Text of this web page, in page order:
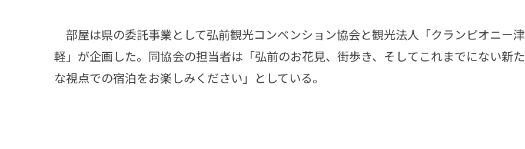
部屋は県の委託事業として弘前観光コンベンション協会と観光法人「クランピオニー津
軽」が企画した。同協会の担当者は「弘前のお花見、街歩き、そしてこれまでにない新た
な視点での宿泊をお楽しみください」としている。